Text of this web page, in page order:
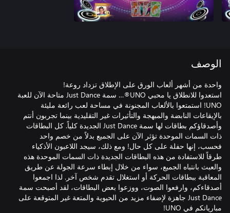
الوصف
استعدوا للانطلاق يا محبي UNO®… سمة Just Dance متاحة الآن للعبة
UNO! استمتعوا بالألعاب المجنونة في مساحة لعب رائعة مليئة
بالإيقاعات النابضة والمبهجة والتأثيرات غير التقليدية بينما تجربون أنتم
وأصدقاؤكم بطاقات لها سمة Just Dance الجديدة كلياً. كل البطاقات
ذات السمات الموحدة تؤثر الآن على الجميع بدلاً من خصم واحد
فحسب، إنها حفلة على كل حال! ومع ذلك، سيجد اللاعبون الأذكياء
طرقاً للاستفادة من هذه البطاقات الجديدة ذات السمات الموحدة هذه
والعبث بانتباه الجميع، سواء من خلال إبطاء سرعة الجولة عن طريق
المعاقبة ببطاقات الحركة أو استغلال تقدم شخص آخر. لذا اجمعوا
أصدقاءكم، وارفعوا الصوت، ووزعوا بعض البطاقات، لقد أصبحت سمة
Just Dance جاهزة لإضفاء مزيد من الحيوية والمتعة غير المتوقعة على
مبارياتكم في UNO!